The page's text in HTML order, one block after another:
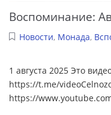
Воспоминание:
Новости, Монада,
1 августа 2025 Это
https://t.me/
https://